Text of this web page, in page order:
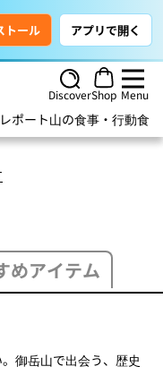
トール アプリで開く
DiscoverShop Menu
レポート山の食事・行動食
めアイテム
御岳山で出会う、歴史